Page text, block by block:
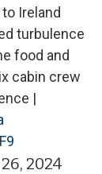
Ireland
turbulence
food and
cabin crew
|
2024